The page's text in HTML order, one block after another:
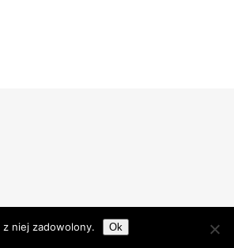
niej zadowolony. Ok